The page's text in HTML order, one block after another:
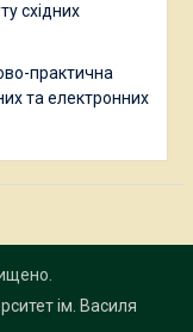
східних
практична
та електронних
ім. Василя